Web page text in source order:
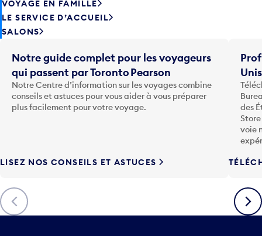
LE SERVICE D’ACCUEIL
SALONS
qui passent par Toronto Pearson
Notre Centre d’information sur les voyages combine
conseils et astuces pour vous aider à vous préparer
plus facilement pour votre voyage.
des
voie